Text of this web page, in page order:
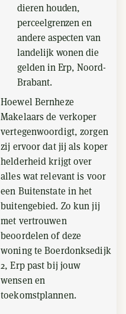
dieren houden,
perceelgrenzen en
andere aspecten van
landelijk wonen die
gelden in Erp, Noord-
Brabant.
Hoewel Bernheze
Makelaars de verkoper
vertegenwoordigt, zorgen
zij ervoor dat jij als koper
helderheid krijgt over
alles wat relevant is voor
een Buitenstate in het
buitengebied. Zo kun jij
met vertrouwen
beoordelen of deze
woning te Boerdonksedijk
2, Erp past bij jouw
wensen en
toekomstplannen.